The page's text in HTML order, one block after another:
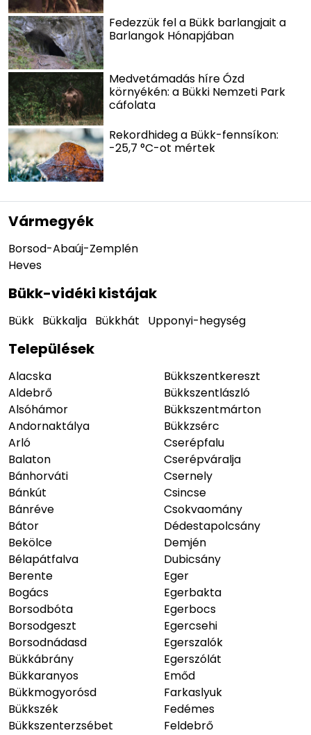
Fedezzük fel a Bükk barlangjait a
Barlangok Hónapjában
Medvetámadás híre Ózd
környékén: a Bükki Nemzeti Park
cáfolata
Rekordhideg a Bükk-fennsíkon:
-25,7 °C-ot mértek
Vármegyék
Borsod-Abaúj-Zemplén
Heves
Bükk-vidéki kistájak
Bükk Bükkalja Bükkhát Upponyi-hegység
Települések
Alacska
Aldebrő
Alsóhámor
Andornaktálya
Arló
Balaton
Bánhorváti
Bánkút
Bánréve
Bátor
Bekölce
Bélapátfalva
Berente
Bogács
Borsodbóta
Borsodgeszt
Borsodnádasd
Bükkábrány
Bükkaranyos
Bükkmogyorósd
Bükkszék
Bükkszenterzsébet
Bükkszentkereszt
Bükkszentlászló
Bükkszentmárton
Bükkzsérc
Cserépfalu
Cserépváralja
Csernely
Csincse
Csokvaomány
Dédestapolcsány
Demjén
Dubicsány
Eger
Egerbakta
Egerbocs
Egercsehi
Egerszalók
Egerszólát
Emőd
Farkaslyuk
Fedémes
Feldebrő